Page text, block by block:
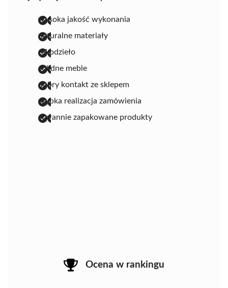
wysoka jakość wykonania
naturalne materiały
rękodzieło
solidne meble
dobry kontakt ze sklepem
szybka realizacja zamówienia
starannie zapakowane produkty
Ocena w rankingu